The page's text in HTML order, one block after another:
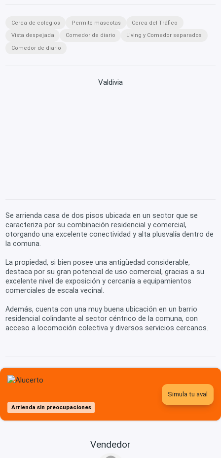
Cerca de colegios Permite mascotas
Cerca del Tráfico
Vista despejada
Comedor de diario
Living y Comedor separados
Comedor de diario
Valdivia
Se arrienda casa de dos pisos ubicada en un sector que se
caracteriza por su combinación residencial y comercial,
otorgando una excelente conectividad y alta plusvalía dentro de
la comuna.
La propiedad, si bien posee una antigüedad considerable,
destaca por su gran potencial de uso comercial, gracias a su
excelente nivel de exposición y cercanía a equipamientos
comerciales de escala vecinal.
Además, cuenta con una muy buena ubicación en un barrio
residencial colindante al sector céntrico de la comuna, con
acceso a locomoción colectiva y diversos servicios cercanos.
Arrienda sin preocupaciones
Simula tu aval
Vendedor